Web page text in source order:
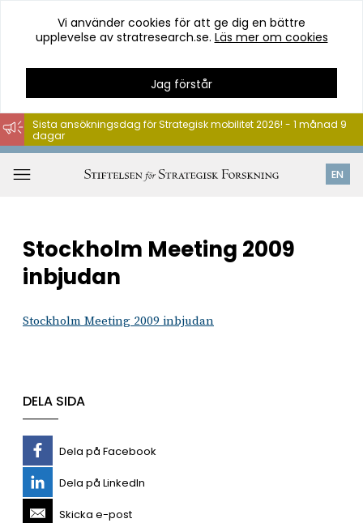
Hoppa
till
innehåll
Vi använder cookies för att ge dig en bättre
upplevelse av stratresearch.se. Läs mer om cookies
Jag förstår
EN
Sista ansökningsdag för Strategisk mobilitet 2026! - 1 månad 9
dagar
Stockholm Meeting 2009
inbjudan
Stockholm Meeting 2009 inbjudan
DELA SIDA
Dela på Facebook
Dela på LinkedIn
Skicka e-post